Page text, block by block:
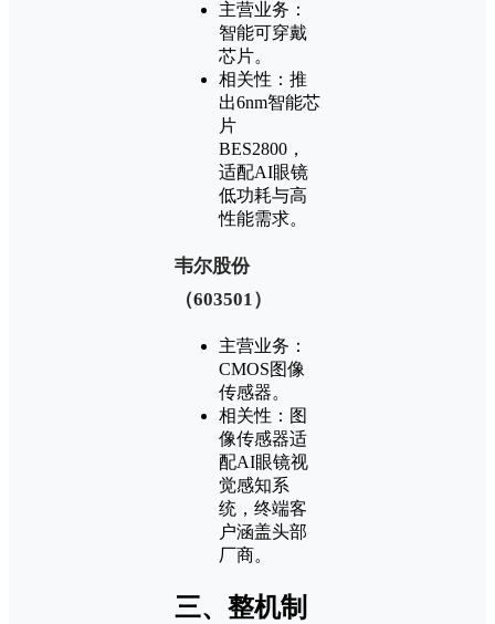
‌主营业务‌：
智能可穿戴
芯片‌。
‌相关性‌：推
出6nm智能芯
片
BES2800，
适配AI眼镜
低功耗与高
性能需求‌。
‌韦尔股份
（603501）‌
‌主营业务‌：
CMOS图像
传感器‌。
‌相关性‌：图
像传感器适
配AI眼镜视
觉感知系
统，终端客
户涵盖头部
厂商‌。
‌三、整机制